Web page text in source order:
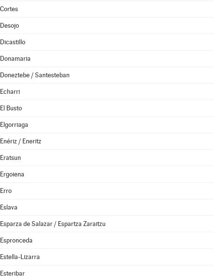
Cortes
Desojo
Dicastillo
Donamaria
Doneztebe / Santesteban
Echarri
El Busto
Elgorriaga
Enériz / Eneritz
Eratsun
Ergoiena
Erro
Eslava
Esparza de Salazar / Espartza Zaraitzu
Espronceda
Estella-Lizarra
Esteribar